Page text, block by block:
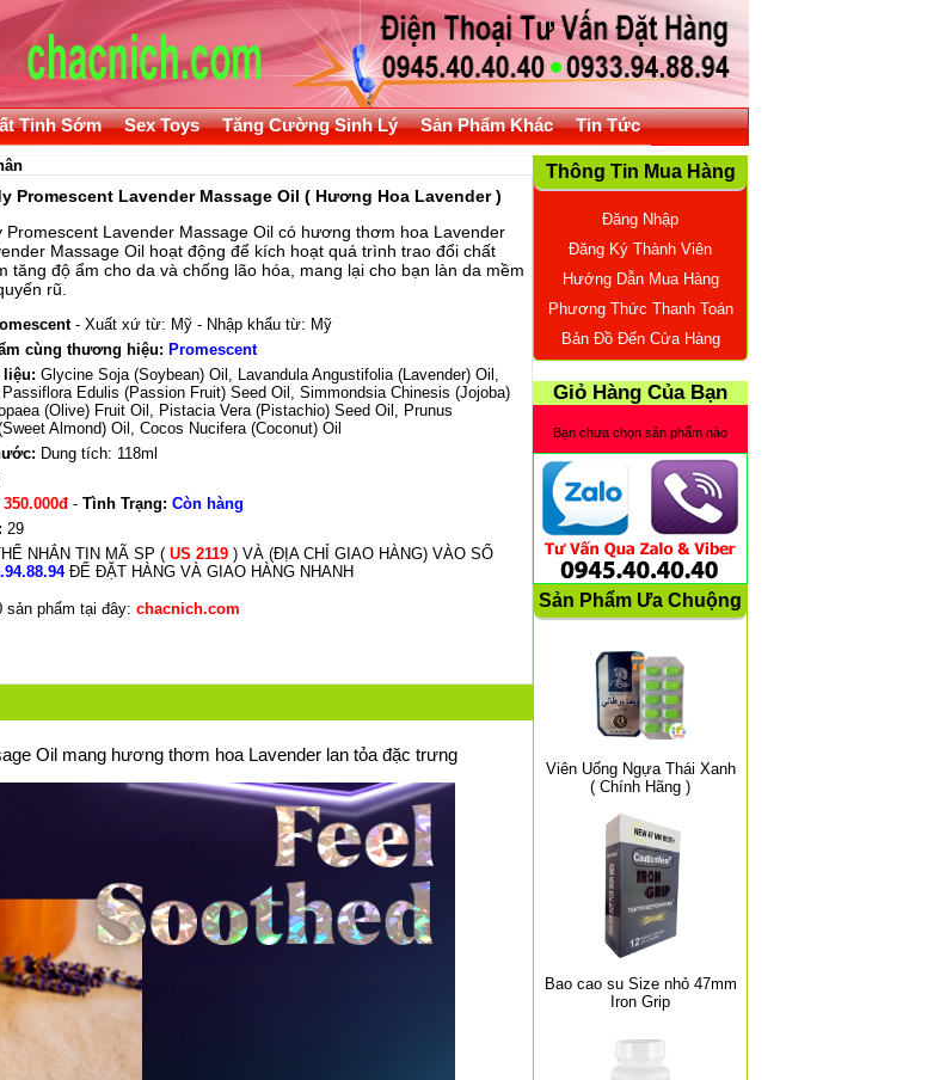
Tinh Sớm Sex Toys Tăng Cường Sinh Lý Sản Phẩm Khác Tin Tức
Promescent Lavender Massage Oil ( Hương Hoa Lavender )
Promescent Lavender Massage Oil có hương thơm hoa Lavender
Massage Oil hoạt động để kích hoạt quá trình trao đổi chất
tăng độ ẩm cho da và chống lão hóa, mang lại cho bạn làn da mềm
rũ.
- Xuất xứ từ: Mỹ - Nhập khẩu từ: Mỹ
cùng thương hiệu: Promescent
liệu: Glycine Soja (Soybean) Oil, Lavandula Angustifolia (Lavender) Oil,
Edulis (Passion Fruit) Seed Oil, Simmondsia Chinesis (Jojoba)
(Olive) Fruit Oil, Pistacia Vera (Pistachio) Seed Oil, Prunus
Almond) Oil, Cocos Nucifera (Coconut) Oil
Dung tích: 118ml
350.000đ - Tình Trạng: Còn hàng
29
NHẮN TIN MÃ SP ( US 2119 ) VÀ (ĐỊA CHỈ GIAO HÀNG) VÀO SỐ
ĐỂ ĐẶT HÀNG VÀ GIAO HÀNG NHANH
sản phẩm tại đây: chacnich.com
Oil mang hương thơm hoa Lavender lan tỏa đặc trưng
Thông Tin Mua Hàng
Đăng Nhập
Đăng Ký Thành Viên
Hướng Dẫn Mua Hàng
Phương Thức Thanh Toán
Bản Đồ Đến Cửa Hàng
Giỏ Hàng Của Bạn
Bạn chưa chọn sản phẩm nào
Sản Phẩm Ưa Chuộng
Viên Uống Ngựa Thái Xanh
( Chính Hãng )
Bao cao su Size nhỏ 47mm
Iron Grip